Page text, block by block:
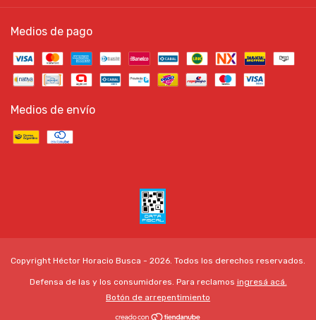
Medios de pago
Medios de envío
Copyright Héctor Horacio Busca - 2026. Todos los derechos reservados.
Defensa de las y los consumidores. Para reclamos ingresá acá.
Botón de arrepentimiento